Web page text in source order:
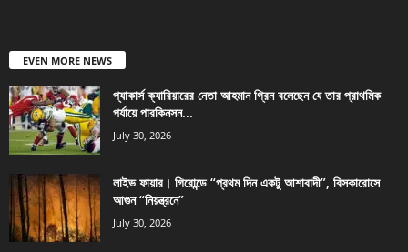
EVEN MORE NEWS
প্যাকার্স ক্যারিয়ারের নেতা আহমান গ্রিন বলেছেন যে তার প্রাথমিক
পর্যায়ে পারকিনসন...
July 30, 2026
লাইভ ফায়ার। গিরোন্ডে “প্রথম দিন একটু আশাবাদী”, বিসকারোসে
আগুন “নিয়ন্ত্রনে”
July 30, 2026